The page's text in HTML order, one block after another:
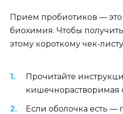
Прием пробиотиков — это
биохимия. Чтобы получить
этому короткому чек-
Прочитайте
кишечнорастворимая
Если оболочка есть —